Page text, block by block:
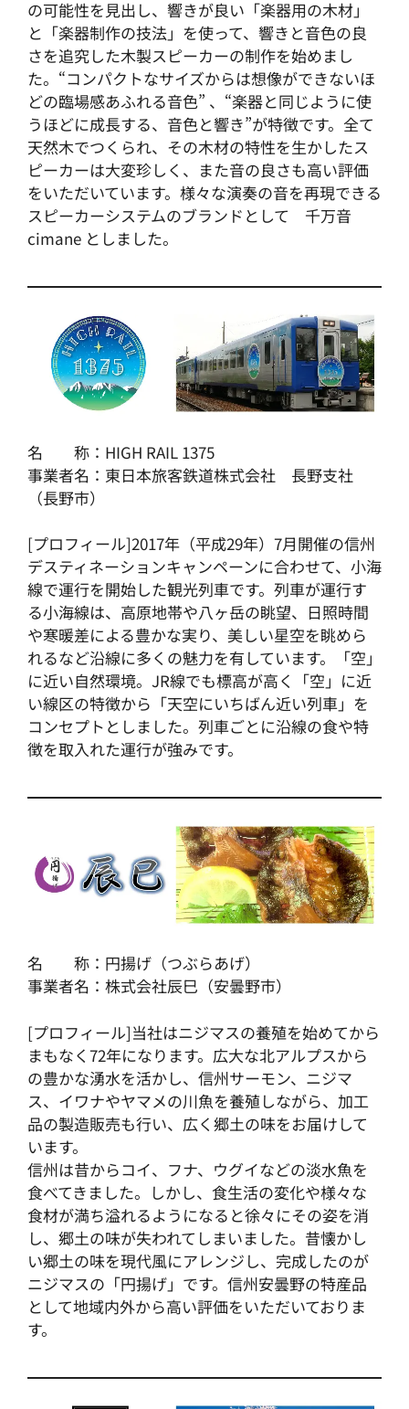
の可能性を見出し、響きが良い「楽器用の木材」
と「楽器制作の技法」を使って、響きと音色の良
さを追究した木製スピーカーの制作を始めまし
た。“コンパクトなサイズからは想像ができないほ
どの臨場感あふれる音色” 、“楽器と同じように使
うほどに成長する、音色と響き”が特徴です。全て
天然木でつくられ、その木材の特性を生かしたス
ピーカーは大変珍しく、また音の良さも高い評価
をいただいています。様々な演奏の音を再現できる
スピーカーシステムのブランドとして 千万音
cimane としました。
名 称：HIGH RAIL 1375
事業者名：東日本旅客鉄道株式会社 長野支社
（長野市）
[プロフィール]2017年（平成29年）7月開催の信州
デスティネーションキャンペーンに合わせて、小海
線で運行を開始した観光列車です。列車が運行す
る小海線は、高原地帯や八ヶ岳の眺望、日照時間
や寒暖差による豊かな実り、美しい星空を眺めら
れるなど沿線に多くの魅力を有しています。「空」
に近い自然環境。JR線でも標高が高く「空」に近
い線区の特徴から「天空にいちばん近い列車」を
コンセプトとしました。列車ごとに沿線の食や特
徴を取入れた運行が強みです。
名 称：円揚げ（つぶらあげ）
事業者名：株式会社辰巳（安曇野市）
[プロフィール]当社はニジマスの養殖を始めてから
まもなく72年になります。広大な北アルプスから
の豊かな湧水を活かし、信州サーモン、ニジマ
ス、イワナやヤマメの川魚を養殖しながら、加工
品の製造販売も行い、広く郷土の味をお届けして
います。
信州は昔からコイ、フナ、ウグイなどの淡水魚を
食べてきました。しかし、食生活の変化や様々な
食材が満ち溢れるようになると徐々にその姿を消
し、郷土の味が失われてしまいました。昔懐かし
い郷土の味を現代風にアレンジし、完成したのが
ニジマスの「円揚げ」です。信州安曇野の特産品
として地域内外から高い評価をいただいておりま
す。